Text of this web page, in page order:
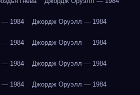
— 1984 Джордж Оруэлл — 1984
— 1984 Джордж Оруэлл — 1984
— 1984 Джордж Оруэлл — 1984
— 1984 Джордж Оруэлл — 1984